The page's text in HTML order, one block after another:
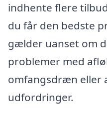
indhente flere
du får den bedste
gælder uanset om
problemer med
omfangsdræn eller
udfordringer.